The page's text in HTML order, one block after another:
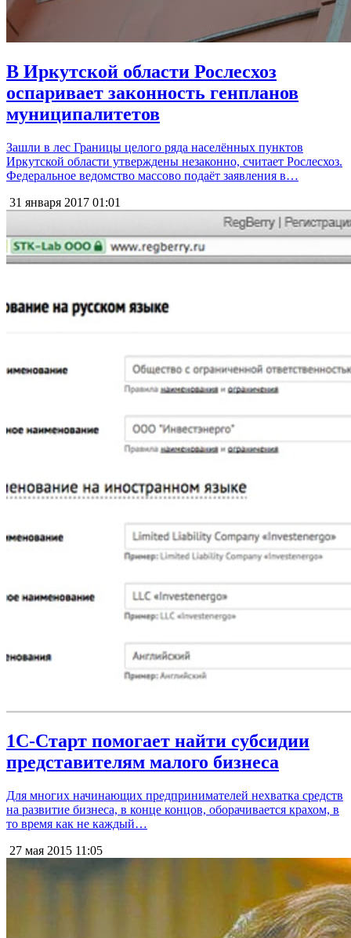
В Иркутской области Рослесхоз
оспаривает законность генпланов
муниципалитетов
Зашли в лес Границы целого ряда населённых пунктов
Иркутской области утверждены незаконно, считает Рослесхоз.
Федеральное ведомство массово подаёт заявления в…
31 января 2017 01:01
1С-Старт помогает найти субсидии
представителям малого бизнеса
Для многих начинающих предпринимателей нехватка средств
на развитие бизнеса, в конце концов, оборачивается крахом, в
то время как не каждый…
27 мая 2015 11:05